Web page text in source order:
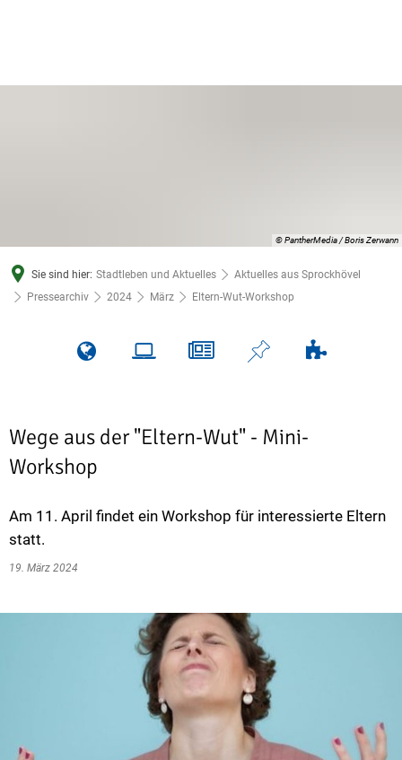
© PantherMedia / Boris Zerwann
Sie sind hier: Stadtleben und Aktuelles
Aktuelles aus Sprockhövel
Pressearchiv
2024 März Eltern-Wut-Workshop
Wege aus der "Eltern-Wut" - Mini-
Workshop
Am 11. April findet ein Workshop für interessierte Eltern
statt.
19. März 2024